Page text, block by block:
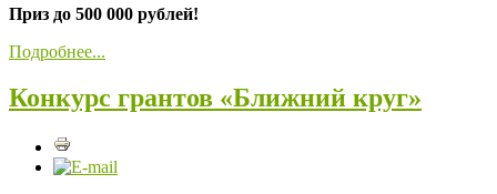
Приз до 500 000 рублей!
Подробнее...
Конкурс грантов «Ближний круг»